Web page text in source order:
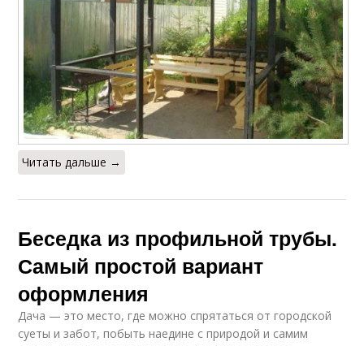
Читать дальше →
Беседка из профильной трубы.
Самый простой вариант
оформления
Дача — это место, где можно спрятаться от городской
суеты и забот, побыть наедине с природой и самим